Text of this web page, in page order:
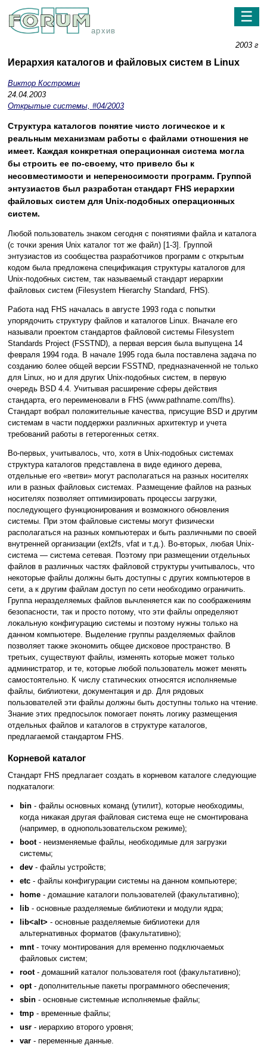
архив
☰
2003 г
Иерархия каталогов и файловых систем в Linux
Виктор Костромин
24.04.2003
Открытые системы, #04/2003
Cтруктура каталогов понятие чисто логическое и к
реальным механизмам работы с файлами отношения не
имеет. Каждая конкретная операционная система могла
бы строить ее по-своему, что привело бы к
несовместимости и непереносимости программ. Группой
энтузиастов был разработан стандарт FHS иерархии
файловых систем для Unix-подобных операционных
систем.
Любой пользователь знаком сегодня с понятиями файла и каталога
(с точки зрения Unix каталог тот же файл) [1-3]. Группой
энтузиастов из сообщества разработчиков программ с открытым
кодом была предложена спецификация структуры каталогов для
Unix-подобных систем, так называемый стандарт иерархии
файловых систем (Filesystem Hierarchy Standard, FHS).
Работа над FHS началась в августе 1993 года с попытки
упорядочить структуру файлов и каталогов Linux. Вначале его
называли проектом стандартов файловой системы Filesystem
Standards Project (FSSTND), а первая версия была выпущена 14
февраля 1994 года. В начале 1995 года была поставлена задача по
созданию более общей версии FSSTND, предназначенной не только
для Linux, но и для других Unix-подобных систем, в первую
очередь BSD 4.4. Учитывая расширение сферы действия
стандарта, его переименовали в FHS (www.pathname.com/fhs).
Стандарт вобрал положительные качества, присущие BSD и другим
системам в части поддержки различных архитектур и учета
требований работы в гетерогенных сетях.
Во-первых, учитывалось, что, хотя в Unix-подобных системах
структура каталогов представлена в виде единого дерева,
отдельные его «ветви» могут располагаться на разных носителях
или в разных файловых системах. Размещение файлов на разных
носителях позволяет оптимизировать процессы загрузки,
последующего функционирования и возможного обновления
системы. При этом файловые системы могут физически
располагаться на разных компьютерах и быть различными по своей
внутренней организации (ext2fs, vfat и т.д.). Во-вторых, любая Unix-
система — система сетевая. Поэтому при размещении отдельных
файлов в различных частях файловой структуры учитывалось, что
некоторые файлы должны быть доступны с других компьютеров в
сети, а к другим файлам доступ по сети необходимо ограничить.
Группа неразделяемых файлов вычленяется как по соображениям
безопасности, так и просто потому, что эти файлы определяют
локальную конфигурацию системы и поэтому нужны только на
данном компьютере. Выделение группы разделяемых файлов
позволяет также экономить общее дисковое пространство. В
третьих, существуют файлы, изменять которые может только
администратор, и те, которые любой пользователь может менять
самостоятельно. К числу статических относятся исполняемые
файлы, библиотеки, документация и др. Для рядовых
пользователей эти файлы должны быть доступны только на чтение.
Знание этих предпосылок помогает понять логику размещения
отдельных файлов и каталогов в структуре каталогов,
предлагаемой стандартом FHS.
Корневой каталог
Стандарт FHS предлагает создать в корневом каталоге следующие
подкаталоги:
bin - файлы основных команд (утилит), которые необходимы,
когда никакая другая файловая система еще не смонтирована
(например, в однопользовательском режиме);
boot- неизменяемые файлы, необходимые для загрузки
системы;
dev - файлы устройств;
etc - файлы конфигурации системы на данном компьютере;
home - домашние каталоги пользователей (факультативно);
lib - основные разделяемые библиотеки и модули ядра;
lib<alt> - основные разделяемые библиотеки для
альтернативных форматов (факультативно);
mnt- точку монтирования для временно подключаемых
файловых систем;
root- домашний каталог пользователя root (факультативно);
opt- дополнительные пакеты программного обеспечения;
sbin - основные системные исполняемые файлы;
tmp - временные файлы;
usr - иерархию второго уровня;
var - переменные данные.